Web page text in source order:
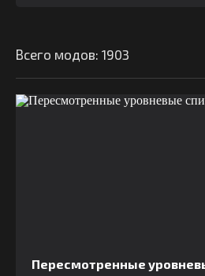
Всего модов: 1903
Пересмотренные